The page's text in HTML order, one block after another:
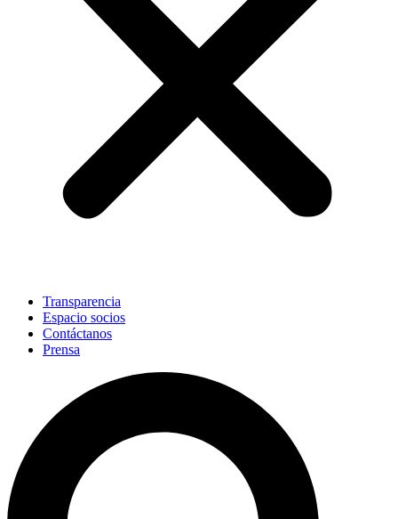
Transparencia
Espacio socios
Contáctanos
Prensa